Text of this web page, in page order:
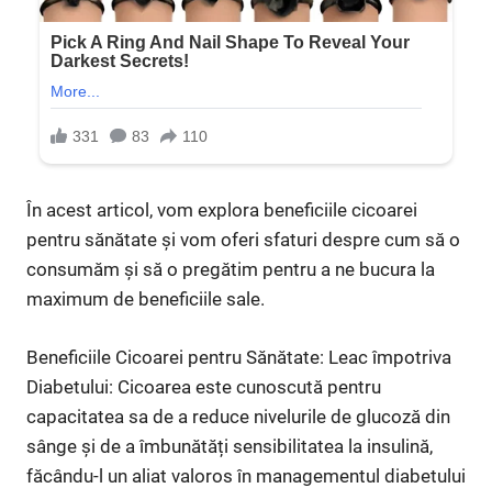
În acest articol, vom explora beneficiile cicoarei
pentru sănătate și vom oferi sfaturi despre cum să o
consumăm și să o pregătim pentru a ne bucura la
maximum de beneficiile sale.
Beneficiile Cicoarei pentru Sănătate: Leac împotriva
Diabetului: Cicoarea este cunoscută pentru
capacitatea sa de a reduce nivelurile de glucoză din
sânge și de a îmbunătăți sensibilitatea la insulină,
făcându-l un aliat valoros în managementul diabetului